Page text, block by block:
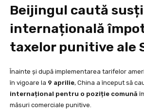
Beijingul caută
internațională
taxelor punitive ale
Înainte și după implementarea tarifelor
în vigoare la 9 aprilie, China a început să
internațional pentru o poziție comună
măsuri comerciale punitive.